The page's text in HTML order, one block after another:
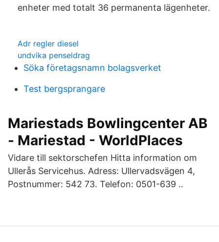
enheter med totalt 36 permanenta lägenheter.
Adr regler diesel
undvika penseldrag
Söka företagsnamn bolagsverket
Test bergsprangare
Mariestads Bowlingcenter AB
- Mariestad - WorldPlaces
Vidare till sektorschefen Hitta information om
Ullerås Servicehus. Adress: Ullervadsvägen 4,
Postnummer: 542 73. Telefon: 0501-639 ..